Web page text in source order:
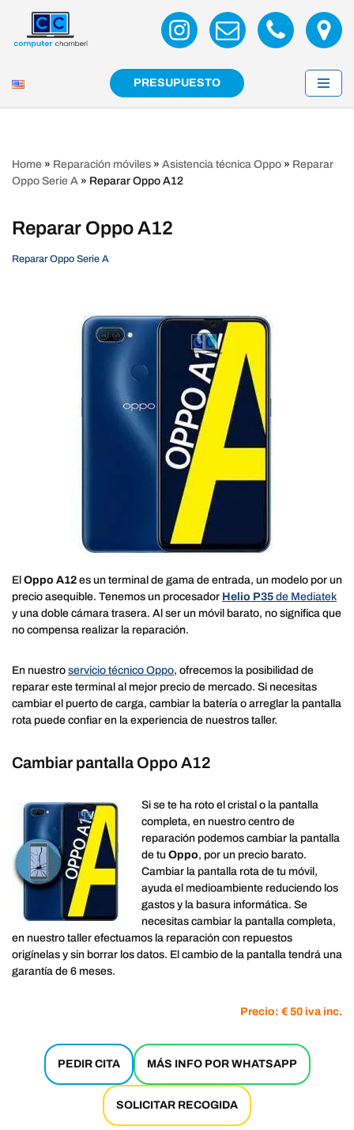
Saltar
PRESUPUESTO
Home » Reparación móviles » Asistencia técnica Oppo » Reparar
Oppo Serie A » Reparar Oppo A12
Reparar Oppo A12
Reparar Oppo Serie A
El Oppo A12 es un terminal de gama de entrada, un modelo por un
precio asequible. Tenemos un procesador Helio P35 de Mediatek
y una doble cámara trasera. Al ser un móvil barato, no significa que
no compensa realizar la reparación.
En nuestro servicio técnico Oppo, ofrecemos la posibilidad de
reparar este terminal al mejor precio de mercado. Si necesitas
cambiar el puerto de carga, cambiar la batería o arreglar la pantalla
rota puede confiar en la experiencia de nuestros taller.
Cambiar pantalla Oppo A12
Si se te ha roto el cristal o la pantalla
completa, en nuestro centro de
reparación podemos cambiar la pantalla
de tu Oppo, por un precio barato.
Cambiar la pantalla rota de tu móvil,
ayuda el medioambiente reduciendo los
gastos y la basura informática. Se
necesitas cambiar la pantalla completa,
en nuestro taller efectuamos la reparación con repuestos
origínelas y sin borrar los datos. El cambio de la pantalla tendrá una
garantía de 6 meses.
Precio: € 50 iva inc.
PEDIR CITA MÁS INFO POR WHATSAPP
SOLICITAR RECOGIDA